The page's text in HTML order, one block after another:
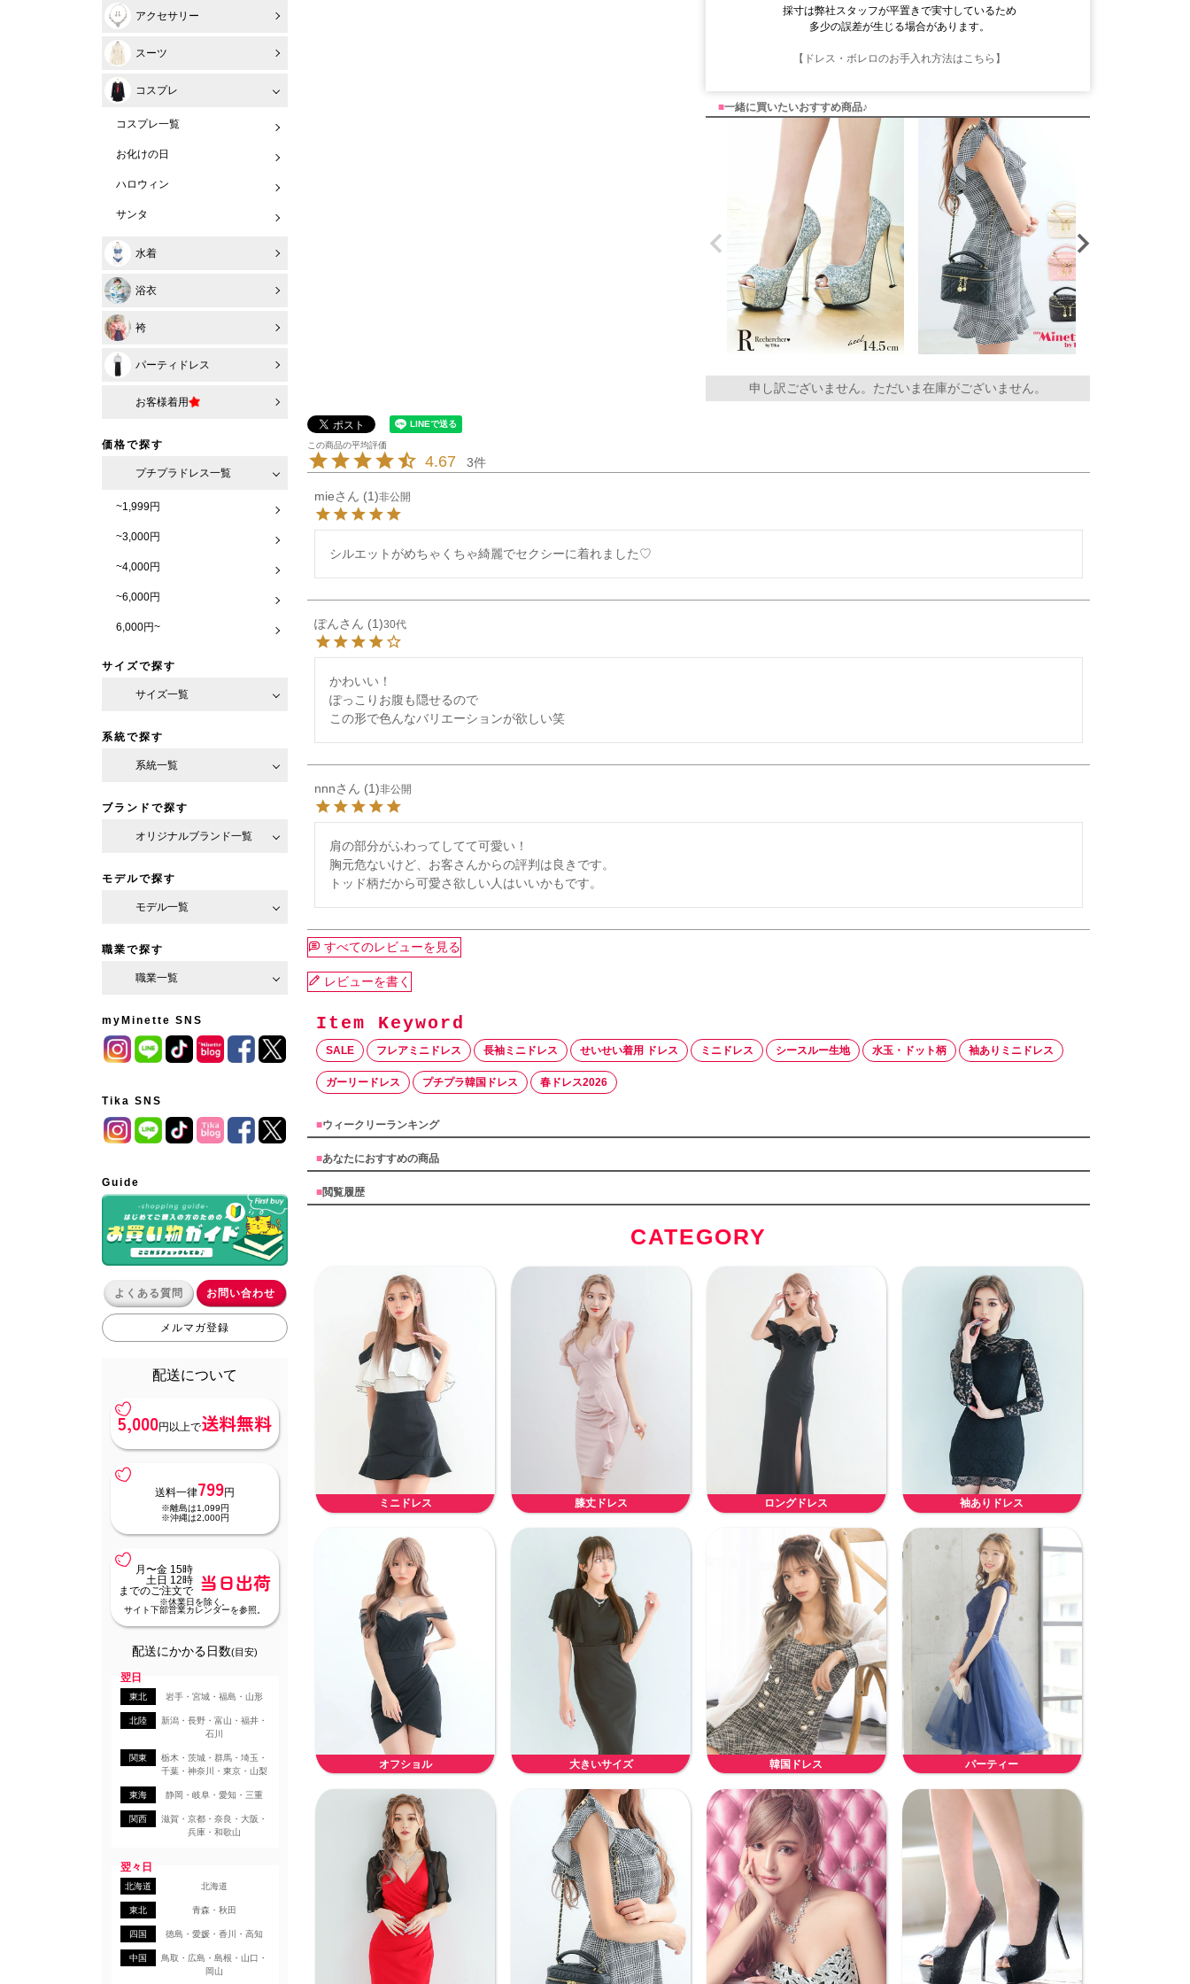
アクセサリー
スーツ
コスプレ
コスプレ一覧
お化けの日
ハロウィン
サンタ
水着
浴衣
袴
パーティドレス
お客様着用
価格で探す
プチプラドレス一覧
~1,999円
~3,000円
~4,000円
~6,000円
6,000円~
サイズで探す
サイズ一覧
系統で探す
系統一覧
ブランドで探す
オリジナルブランド一覧
モデルで探す
モデル一覧
職業で探す
職業一覧
myMinette SNS
Tika SNS
Guide
よくある質問 お問い合わせ
メルマガ登録
配送について
5,000円以上で送料無料
送料一律799円
※離島は1,099円
※沖縄は2,000円
月〜金 15時
土日 12時
までのご注文で
当日出荷
※休業日を除く。
サイト下部営業カレンダーを参照。
配送にかかる日数(目安)
翌日
東北 岩手・宮城・福島・山形
北陸
新潟・長野・富山・福井・
石川
関東
栃木・茨城・群馬・埼玉・
千葉・神奈川・東京・山梨
東海 静岡・岐阜・愛知・三重
関西
滋賀・京都・奈良・大阪・
兵庫・和歌山
翌々日
北海道 北海道
東北 青森・秋田
四国 徳島・愛媛・香川・高知
中国
鳥取・広島・島根・山口・
岡山
採寸は弊社スタッフが平置きで実寸しているため
多少の誤差が生じる場合があります。
【ドレス・ボレロのお手入れ方法はこちら】
■一緒に買いたいおすすめ商品♪
申し訳ございません。ただいま在庫がございません。
4.67 3
mie 1 非公開
シルエットがめちゃくちゃ綺麗でセクシーに着れました♡
ぽん 1 30代
かわいい！
ぽっこりお腹も隠せるので
この形で色んなバリエーションが欲しい笑
nnn 1 非公開
肩の部分がふわってしてて可愛い！
胸元危ないけど、お客さんからの評判は良きです。
トッド柄だから可愛さ欲しい人はいいかもです。
すべてのレビューを見る
レビューを書く
SALE フレアミニドレス 長袖ミニドレス せいせい着用 ドレス ミニドレス シースルー生地 水玉・ドット柄 袖ありミニドレス
ガーリードレス プチプラ韓国ドレス 春ドレス2026
■ウィークリーランキング
■あなたにおすすめの商品
■閲覧履歴
CATEGORY
ミニドレス 膝丈ドレス ロングドレス 袖ありドレス
オフショル 大きいサイズ 韓国ドレス パーティー